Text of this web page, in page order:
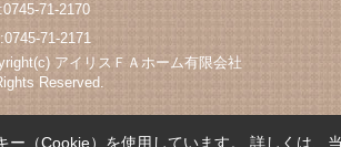
71-2170
71-2171
アイリスＦＡホーム有限会社
Reserved.
（Cookie）を使用しています。 詳しくは、